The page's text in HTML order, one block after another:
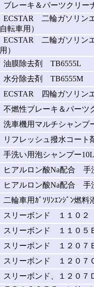
ブレーキ＆パーツクリ
ECSTAR 二輪ガソリン
自転車用）
ECSTAR 二輪ガソリン
用）
油膜除去剤 TB6555L
水分除去剤 TB6555M
ECSTAR 四輪ガソリ
不燃性ブレーキ＆パーツ
洗車機用マルチシャンプ
リフレッシュ撥水コート
手洗い用泡シャンプー10L
ヒアルロン酸Na配合 手
ヒアルロン酸Na配合 手
二輪車用ｶﾞｿﾘﾝｴﾝｼﾞﾝ燃料
スリーボンド １１０２
スリーボンド １１０５
スリーボンド １２０７
スリーボンド １２０７
スリーボンド、１２０７